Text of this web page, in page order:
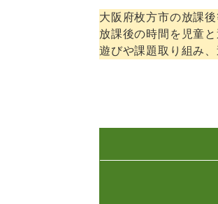
大阪府枚方市の放課
放課後の時間を児童
遊びや課題取り組み